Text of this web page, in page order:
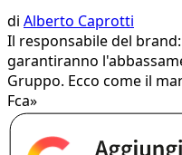
di Alberto Caprotti
Il responsabile del
garantiranno
Gruppo. Ecco come il
Fca»